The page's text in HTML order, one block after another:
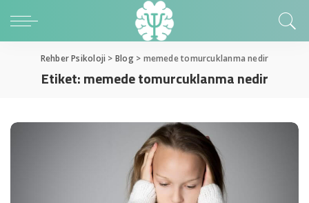
Rehber Psikoloji > Blog> memede tomurcuklanma nedir
Etiket:memede tomurcuklanma nedir